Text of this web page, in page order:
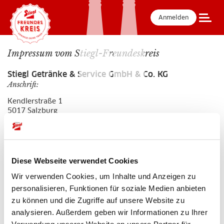
Diese Webseite verwendet Cookies
Wir verwenden Cookies, um Inhalte und Anzeigen zu
personalisieren, Funktionen für soziale Medien anbieten
zu können und die Zugriffe auf unsere Website zu
analysieren. Außerdem geben wir Informationen zu Ihrer
Anmelden
Impressum vom Stiegl-Freundeskreis
Stiegl Getränke & Service GmbH & Co. KG
Anschrift:
Kendlerstraße 1
5017 Salzburg
Eintragung:
ATU 54383108
Mitglied der Wirtschaftskammer Salzburg
Kontaktdaten:
Telefon: +43 50 1492-1992
E-Mail:freundeskreis@stiegl.at
Online-Streitbeilegung: